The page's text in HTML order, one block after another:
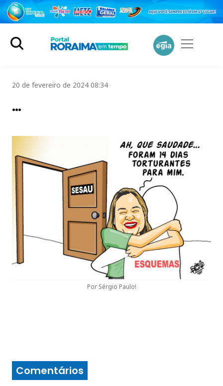
20 de fevereiro de 2024 08:34
…
Por Sérgio Paulo!
Comentários